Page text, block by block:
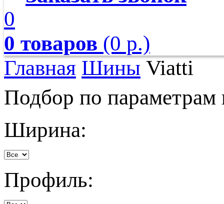
0
0 товаров (0 р.)
Главная Шины Viatti
Подбор по
Ширина:
Профиль: